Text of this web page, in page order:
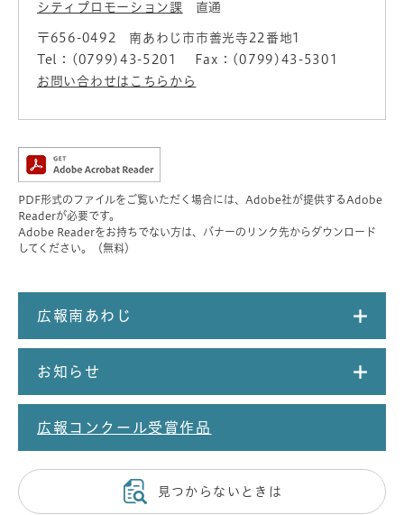
シティプロモーション課 直通
〒656-0492
南あわじ市市善光寺22番地1
Tel：(0799)43-5201
Fax：(0799)43-5301
お問い合わせはこちらから
PDF形式のファイルをご覧いただく場合には、Adobe社が提供するAdobe
Readerが必要です。
Adobe Readerをお持ちでない方は、バナーのリンク先からダウンロード
してください。（無料）
広報南あわじ
お知らせ
広報コンクール受賞作品
見つからないときは